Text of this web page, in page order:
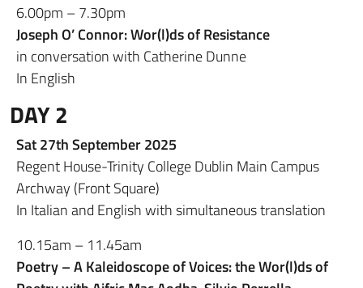
6.00pm – 7.30pm
Joseph O’ Connor: Wor(l)ds of Resistance
in conversation with Catherine Dunne
In English
DAY 2
Sat 27th September 2025
Regent House-Trinity College Dublin Main Campus
Archway (Front Square)
In Italian and English with simultaneous translation
10.15am – 11.45am
Poetry – A Kaleidoscope of Voices: the Wor(l)ds of